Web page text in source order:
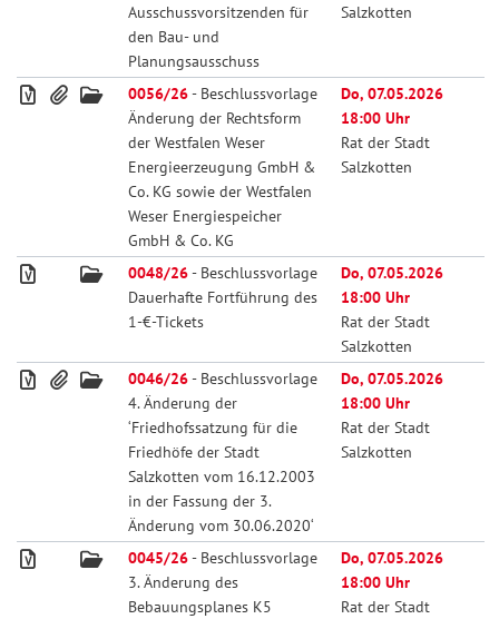
Ausschussvorsitzenden für
den Bau- und
Planungsausschuss
Salzkotten
0056/26- Beschlussvorlage
Änderung der Rechtsform
der Westfalen Weser
Energieerzeugung GmbH &
Co. KG sowie der Westfalen
Weser Energiespeicher
GmbH & Co. KG
Do, 07.05.2026
18:00 Uhr
Rat der Stadt
Salzkotten
0048/26- Beschlussvorlage
Dauerhafte Fortführung des
1-€-Tickets
Do, 07.05.2026
18:00 Uhr
Rat der Stadt
Salzkotten
0046/26- Beschlussvorlage
4. Änderung der
‘Friedhofssatzung für die
Friedhöfe der Stadt
Salzkotten vom 16.12.2003
in der Fassung der 3.
Änderung vom 30.06.2020‘
Do, 07.05.2026
18:00 Uhr
Rat der Stadt
Salzkotten
0045/26- Beschlussvorlage
3. Änderung des
Bebauungsplanes K5
Do, 07.05.2026
18:00 Uhr
Rat der Stadt